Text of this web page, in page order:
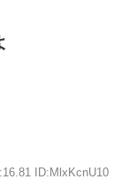
ID:MlxKcnU10